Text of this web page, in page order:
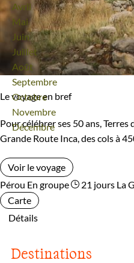
Avril
Mai
Juin
Juillet
Août
Septembre
Octobre
Novembre
Décembre
Le voyage en bref
Pour célébrer ses 50 ans,
Grande Route Inca, des cols à
Voir le voyage
Pérou En groupe 21 jours La
Carte
Détails
Destinations